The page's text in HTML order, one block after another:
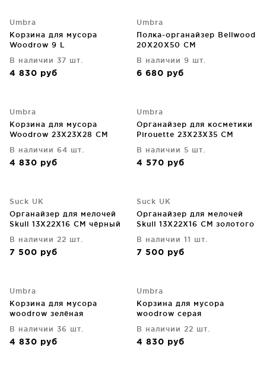
Umbra
Корзина для мусора
Woodrow 9 L
В наличии 37 шт.
4 830 руб
Umbra
Полка-органайзер Bellwood
20X20X50 CM
В наличии 9 шт.
6 680 руб
Umbra
Корзина для мусора
Woodrow 23X23X28 CM
В наличии 64 шт.
4 830 руб
Umbra
Органайзер для косметики
Pirouette 23X23X35 CM
В наличии 5 шт.
4 570 руб
Suck UK
Органайзер для мелочей
Skull 13X22X16 CM чёрный
В наличии 22 шт.
7 500 руб
Suck UK
Органайзер для мелочей
Skull 13X22X16 CM золотого
В наличии 11 шт.
7 500 руб
Umbra
Корзина для мусора
woodrow зелёная
В наличии 36 шт.
4 830 руб
Umbra
Корзина для мусора
woodrow серая
В наличии 22 шт.
4 830 руб